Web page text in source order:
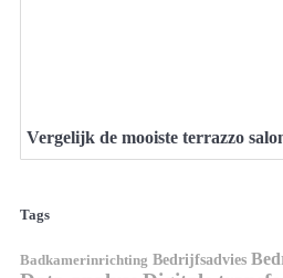
Vergelijk de mooiste terrazzo
Tags
Badkamerinrichting Bedrijfsadvies